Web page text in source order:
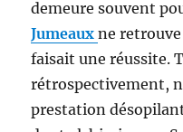
demeure souvent
Jumeaux ne
faisait une réussite.
rétrospectivement,
prestation